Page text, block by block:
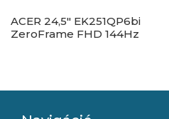
ACER 24,5" EK251QP6bi
ZeroFrame FHD 144Hz